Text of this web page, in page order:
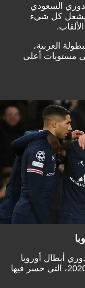
السعودي
كل شيء
العربية،
مستويات أعلى
أبطال أوروبا
أكثر من مرة أبرزها كان في نسخة 2020، التي خسر فيها